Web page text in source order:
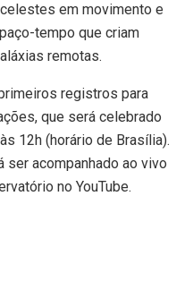
em movimento e
tempo que criam
remotas.
registros para
que será celebrado
12h (horário de Brasília).
ser acompanhado ao vivo
no YouTube.